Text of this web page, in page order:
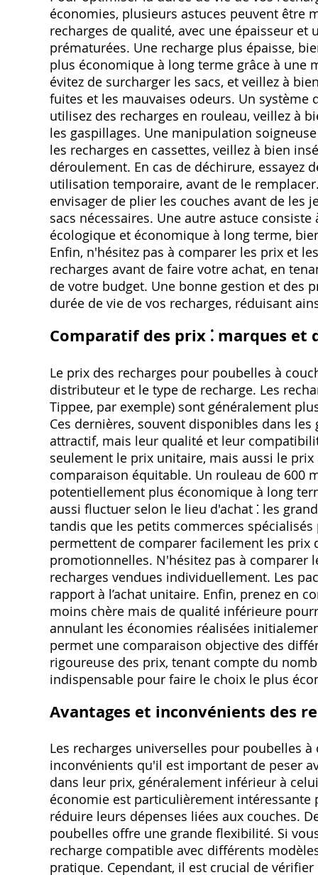
économies, plusieurs astuces peuvent être
recharges de qualité, avec une épaisseur
prématurées. Une recharge plus épaisse,
plus économique à long terme grâce à une
évitez de surcharger les sacs, et veillez à
fuites et les mauvaises odeurs. Un
utilisez des recharges en rouleau, veillez à
les gaspillages. Une manipulation
les recharges en cassettes, veillez à bien
déroulement. En cas de déchirure, essayez
utilisation temporaire, avant de le
envisager de plier les couches avant de
sacs nécessaires. Une autre astuce
écologique et économique à long terme,
Enfin, n'hésitez pas à comparer les prix et
recharges avant de faire votre achat, en
de votre budget. Une bonne gestion et des
durée de vie de vos recharges, réduisant
Comparatif des prix ⁚ marques
Le prix des recharges pour poubelles à
distributeur et le type de recharge. Les
Tippee, par exemple) sont généralement
Ces dernières, souvent disponibles dans
attractif, mais leur qualité et leur
seulement le prix unitaire, mais aussi le
comparaison équitable. Un rouleau de 600
potentiellement plus économique à long
aussi fluctuer selon le lieu d'achat ⁚ les
tandis que les petits commerces
permettent de comparer facilement les
promotionnelles. N'hésitez pas à comparer
recharges vendues individuellement. Les
rapport à l’achat unitaire. Enfin, prenez en
moins chère mais de qualité inférieure
annulant les économies réalisées
permet une comparaison objective des
rigoureuse des prix, tenant compte du
indispensable pour faire le choix le plus
Avantages et inconvénients des
Les recharges universelles pour poubelles
inconvénients qu'il est important de peser
dans leur prix, généralement inférieur à
économie est particulièrement
réduire leurs dépenses liées aux couches.
poubelles offre une grande flexibilité. Si
recharge compatible avec différents
pratique. Cependant, il est crucial de